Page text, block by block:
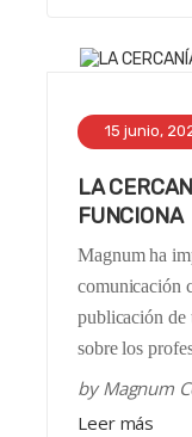
15 junio,
LA
FUNCIONA
Magnum ha
comunicación
publicación de
sobre los
byMagnum
Leer más